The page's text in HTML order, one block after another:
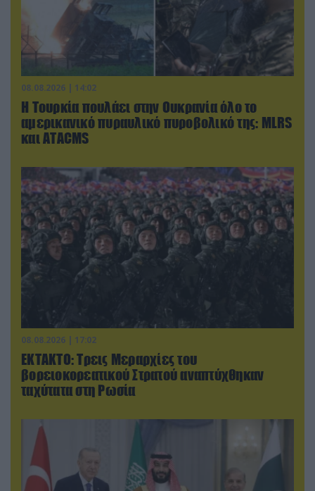
08.08.2026 | 14:02
Η Τουρκία πουλάει στην Ουκρανία όλο το
αμερικανικό πυραυλικό πυροβολικό της: MLRS
και ΑΤΑCMS
08.08.2026 | 17:02
ΕΚΤΑΚΤΟ: Τρεις Μεραρχίες του
βορειοκορεατικού Στρατού αναπτύχθηκαν
ταχύτατα στη Ρωσία